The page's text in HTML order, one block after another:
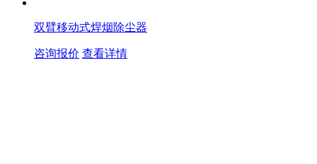
双臂移动式焊烟除尘器
咨询报价 查看详情